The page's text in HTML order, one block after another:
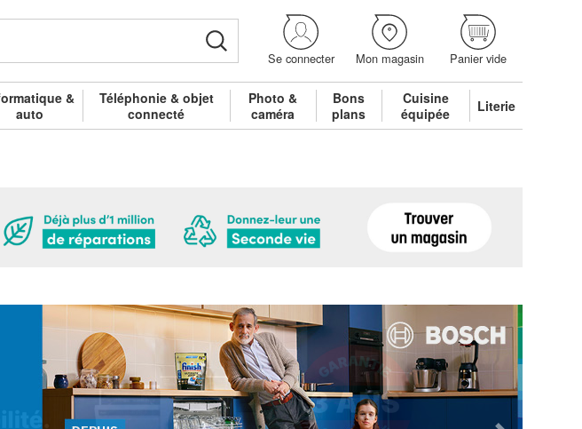
Se connecter Mon magasin Panier vide
&
auto
Téléphonie & objet
connecté
Photo &
caméra
Bons
plans
Cuisine
équipée
Literie